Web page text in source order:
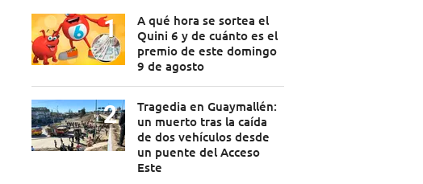
A qué hora se sortea el
Quini 6 y de cuánto es el
premio de este domingo
9 de agosto
Tragedia en Guaymallén:
un muerto tras la caída
de dos vehículos desde
un puente del Acceso
Este